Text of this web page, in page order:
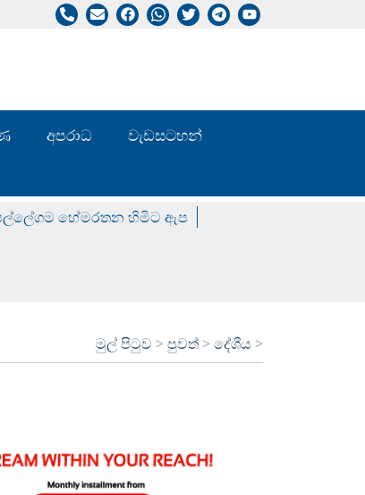
අපරාධ
වැඩසටහන්
හේමරතන හිමිට ඇප
මුල් පිටුව >පුවත් >දේශීය >